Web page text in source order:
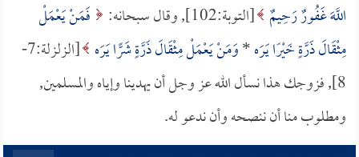
اللَّهَ غَفُورٌ رَحِيمٌ [التوبة:102], وقال سبحانه:
فَمَنْ يَعْمَلْ
مِثْقَالَ ذَرَّةٍ خَيْرًا يَرَه*وَمَنْ يَعْمَلْ مِثْقَالَ ذَرَّةٍ شَرًّا يَرَه
[الزلزلة:7-
8], فزوجك هذا نسأل الله عز وجل أن يهدينا وإياه والمسلمين,
ومطلوب منا أن ننصحه وأن ندعو له.